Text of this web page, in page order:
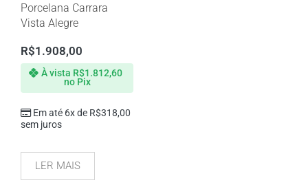
Porcelana Carrara
Vista Alegre
R$1.908,00
Em até 6x de R$318,00
sem juros
À vista R$1.812,60
no Pix
LER MAIS